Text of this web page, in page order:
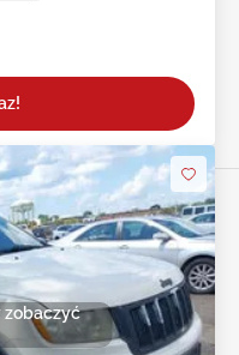
zobaczyć